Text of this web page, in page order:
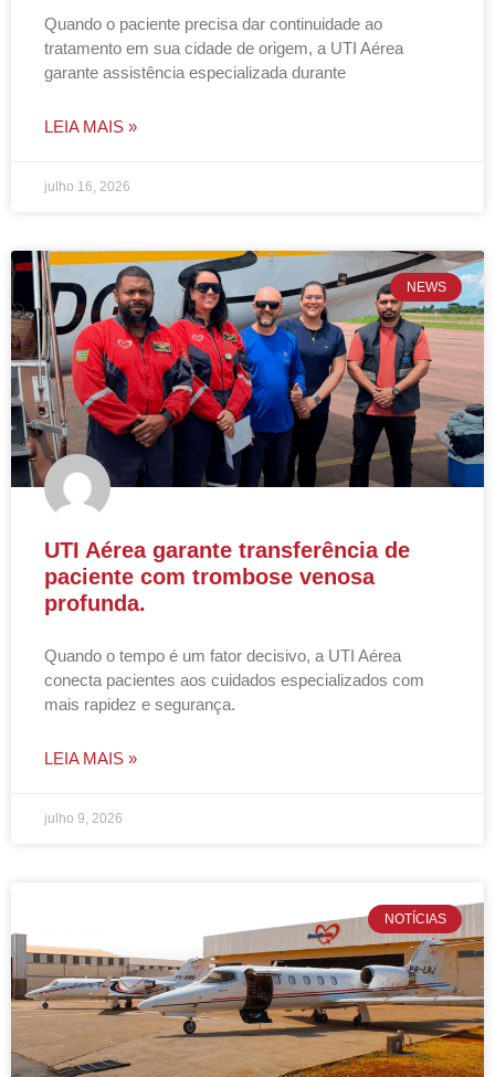
Quando o paciente precisa dar continuidade ao
tratamento em sua cidade de origem, a UTI Aérea
garante assistência especializada durante
LEIA MAIS »
julho 16, 2026
NEWS
UTI Aérea garante transferência de
paciente com trombose venosa
profunda.
Quando o tempo é um fator decisivo, a UTI Aérea
conecta pacientes aos cuidados especializados com
mais rapidez e segurança.
LEIA MAIS »
julho 9, 2026
NOTÍCIAS